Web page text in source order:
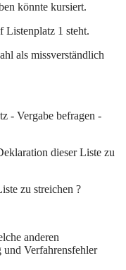
könnte kursiert.
Listenplatz 1 steht.
als missverständlich
- Vergabe befragen -
dieser Liste zu
zu streichen ?
anderen
Verfahrensfehler